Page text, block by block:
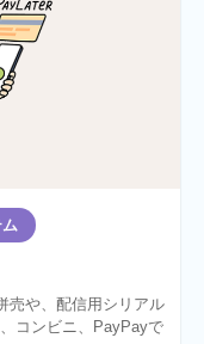
売や、配信用シリアル
コンビニ、PayPayで